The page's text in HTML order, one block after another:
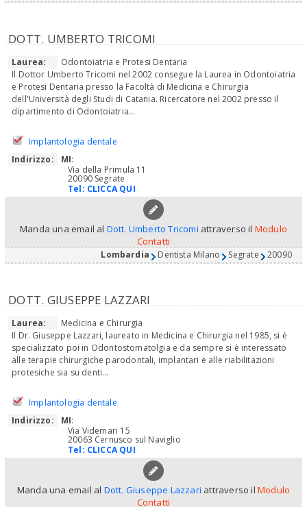
DOTT. UMBERTO TRICOMI
Laurea:
Odontoiatria e Protesi Dentaria
Il Dottor Umberto Tricomi nel 2002 consegue la Laurea in Odontoiatria
e Protesi Dentaria presso la Facoltà di Medicina e Chirurgia
dell'Università degli Studi di Catania. Ricercatore nel 2002 presso il
dipartimento di Odontoiatria...
Implantologia dentale
Indirizzo:
MI:
Via della Primula 11
20090 Segrate
Tel: CLICCA QUI
Manda una email al Dott. Umberto Tricomi attraverso il Modulo
Contatti
Lombardia Dentista Milano Segrate 20090
DOTT. GIUSEPPE LAZZARI
Laurea:
Medicina e Chirurgia
Il Dr. Giuseppe Lazzari, laureato in Medicina e Chirurgia nel 1985, si è
specializzato poi in Odontostomatolgia e da sempre si è interessato
alle terapie chirurgiche parodontali, implantari e alle riabilitazioni
protesiche sia su denti...
Implantologia dentale
Indirizzo:
MI:
Via Videmari 15
20063 Cernusco sul Naviglio
Tel: CLICCA QUI
Manda una email al Dott. Giuseppe Lazzari attraverso il Modulo
Contatti